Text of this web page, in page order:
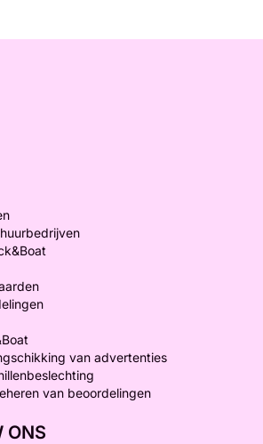
van advertenties
van beoordelingen
ONS